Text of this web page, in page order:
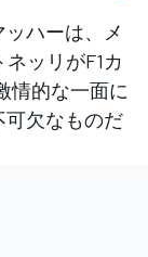
ハーは、メ
ッリがF1カ
情的な一面に
可欠なものだ